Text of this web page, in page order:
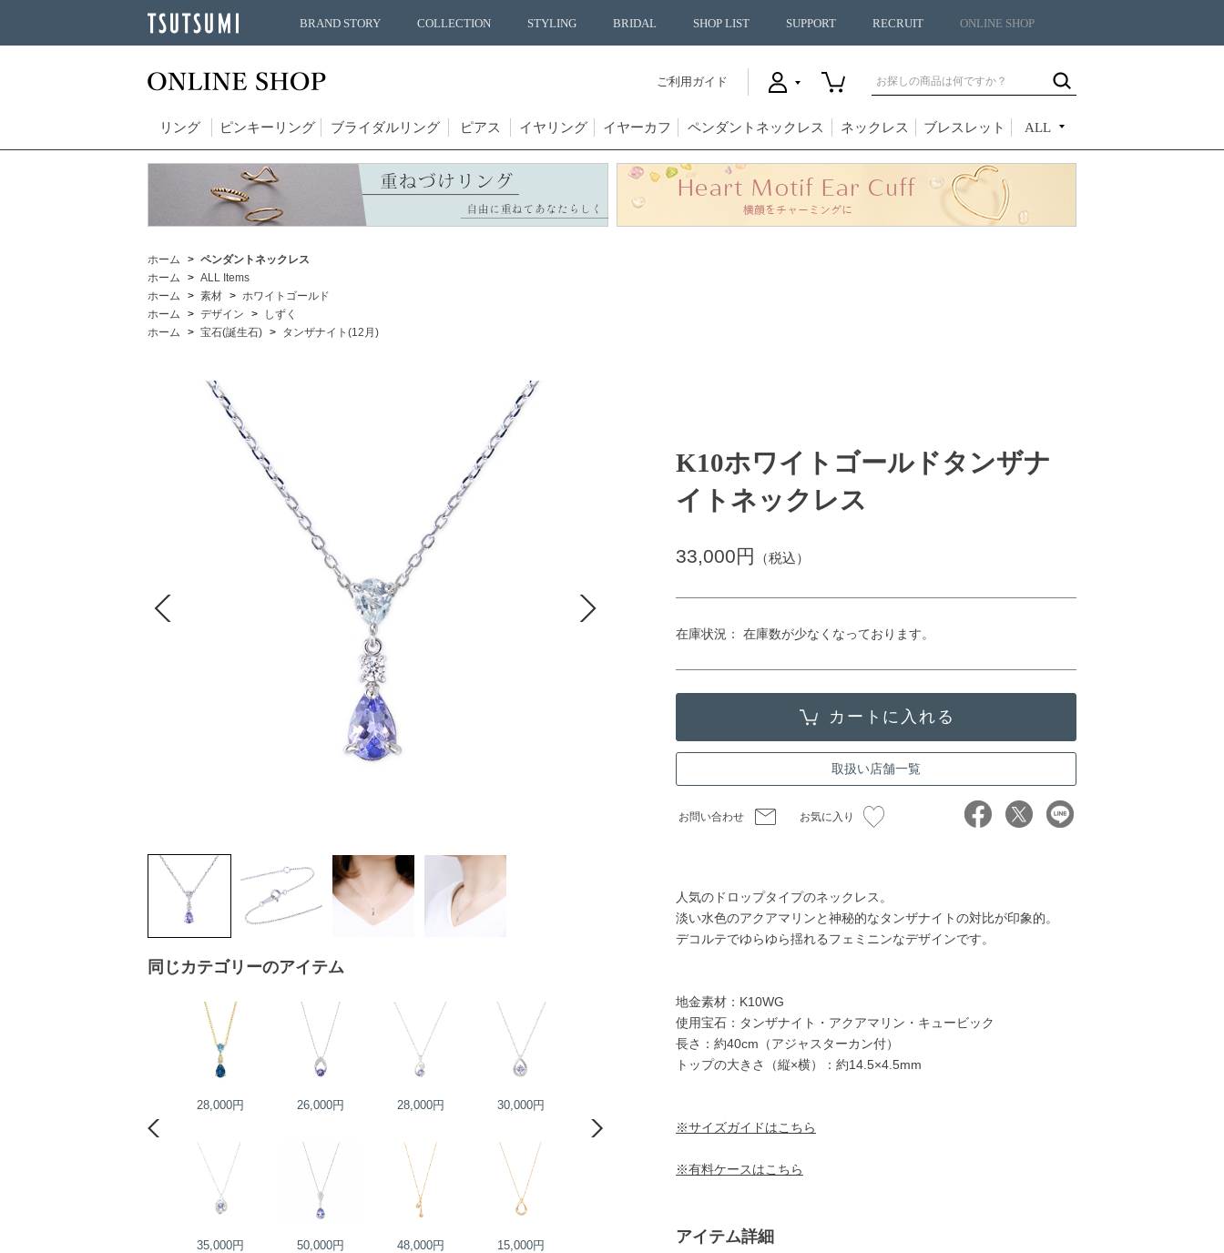
BRAND STORY COLLECTION STYLING BRIDAL SHOP LIST SUPPORT RECRUIT ONLINE SHOP
ご利用ガイド
リング ピンキーリング ブライダルリング ピアス イヤリング イヤーカフ ペンダントネックレス ネックレス ブレスレット ALL
ホーム
ペンダントネックレス
ホーム
ALL Items
ホーム
素材
ホワイトゴールド
ホーム
デザイン
しずく
ホーム
宝石(誕生石) タンザナイト(12月)
同じカテゴリーのアイテム
28,000円 26,000円 28,000円 30,000円
35,000円 50,000円 48,000円 15,000円 45,000円 39,000円
K10ホワイトゴールドタンザナ
イトネックレス
33,000円 （税込）
在庫状況： 在庫数が少なくなっております。
取扱い店舗一覧
お問い合わせ お気に入り
人気のドロップタイプのネックレス。
淡い水色のアクアマリンと神秘的なタンザナイトの対比が印象的。
デコルテでゆらゆら揺れるフェミニンなデザインです。
地金素材：K10WG
使用宝石：タンザナイト・アクアマリン・キュービック
長さ：約40cm（アジャスターカン付）
トップの大きさ（縦×横）：約14.5×4.5mm
※サイズガイドはこちら
※有料ケースはこちら
アイテム詳細